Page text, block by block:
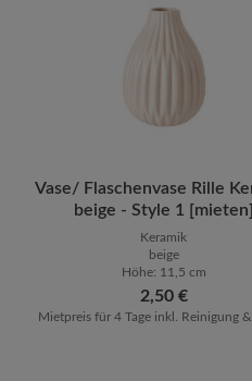
die Wert
Produkt Anzahl:
Vase/ Flaschenvase Rille
beige - Style 1 [mieten]
Keramik
beige
Höhe: 11,5 cm
Regulärer Preis:
2,50 €
Mietpreis für 4 Tage inkl. Reinigung